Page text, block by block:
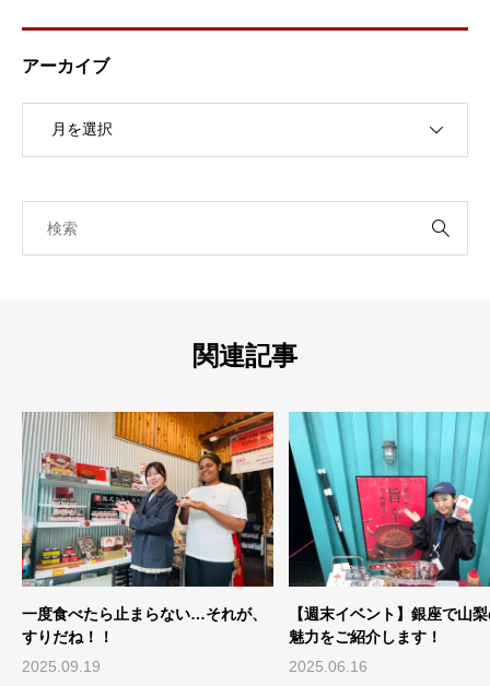
アーカイブ
関連記事
一度食べたら止まらない…それが、
すりだね！！
2025.09.19
【週末イベント】銀座で山
魅力をご紹介します！
2025.06.16